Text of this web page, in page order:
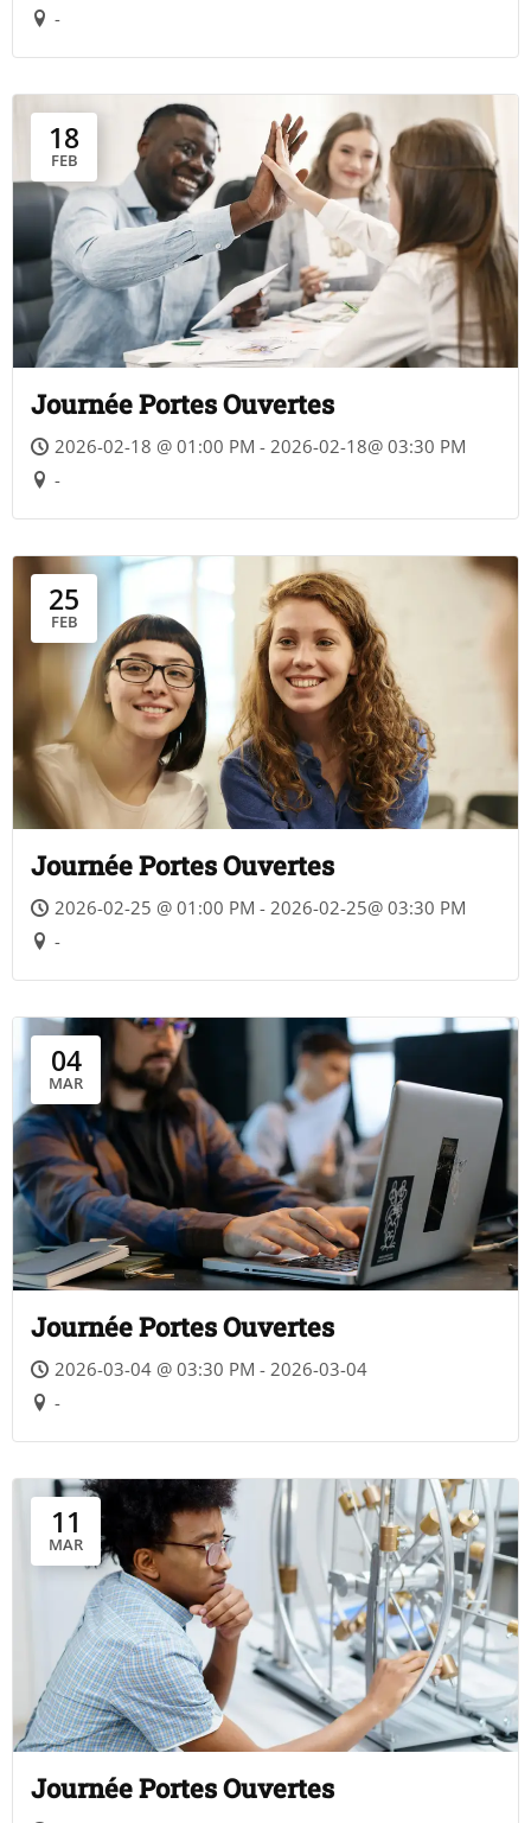
-
18
FEB
Journée Portes Ouvertes
2026-02-18 @ 01:00 PM - 2026-02-18@ 03:30 PM
-
25
FEB
Journée Portes Ouvertes
2026-02-25 @ 01:00 PM - 2026-02-25@ 03:30 PM
-
04
MAR
Journée Portes Ouvertes
2026-03-04 @ 03:30 PM - 2026-03-04
-
11
MAR
Journée Portes Ouvertes